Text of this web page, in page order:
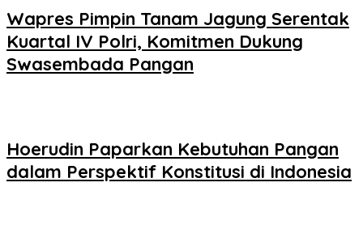
Wapres Pimpin Tanam Jagung Serentak
Kuartal IV Polri, Komitmen Dukung
Swasembada Pangan
Hoerudin Paparkan Kebutuhan Pangan
dalam Perspektif Konstitusi di Indonesia